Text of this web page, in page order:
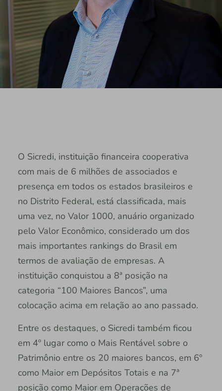
O Sicredi, instituição financeira cooperativa
com mais de 6 milhões de associados e
presença em todos os estados brasileiros e
no Distrito Federal, está classificada, mais
uma vez, no Valor 1000, anuário organizado
pelo Valor Econômico, considerado um dos
mais importantes rankings do Brasil em
termos de avaliação de empresas. A
instituição conquistou a 8ª posição na
categoria “100 Maiores Bancos”, uma
colocação acima em relação ao ano passado.
Entre os destaques, o Sicredi também ficou
em 4º lugar como o Mais Rentável sobre o
Patrimônio entre os 20 maiores bancos, em 6º
como Maior em Depósitos Totais e na 7ª
posição como Maior em Operações de